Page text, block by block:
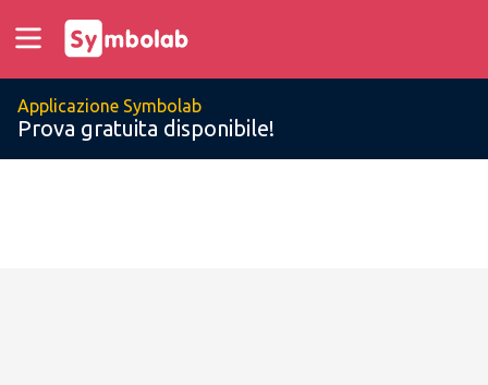
Applicazione Symbolab
Prova gratuita disponibile!